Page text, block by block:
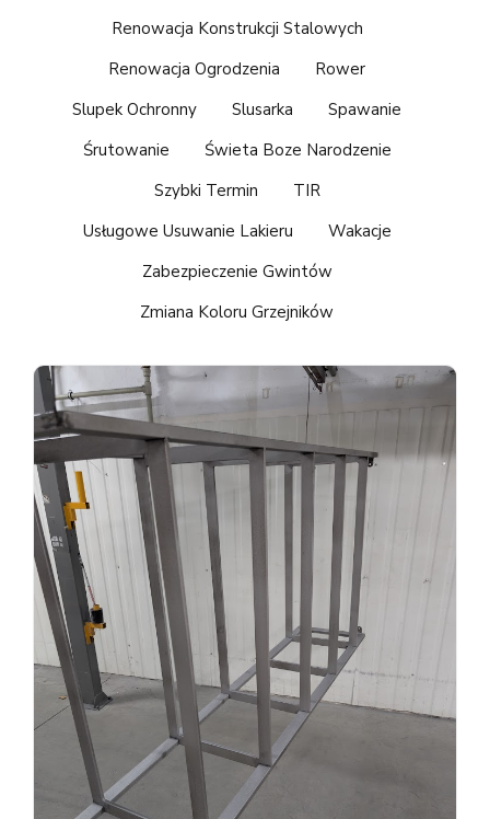
Renowacja Konstrukcji Stalowych
Renowacja Ogrodzenia
Rower
Slupek Ochronny
Slusarka
Spawanie
Śrutowanie
Świeta Boze Narodzenie
Szybki Termin
TIR
Usługowe Usuwanie Lakieru
Wakacje
Zabezpieczenie Gwintów
Zmiana Koloru Grzejników